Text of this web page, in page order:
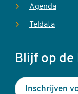
Agenda
Teldata
Blijf op de
Inschrijven